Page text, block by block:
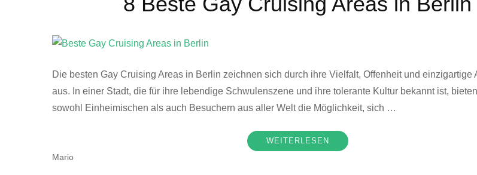
Die besten Gay Cruising Areas in Berlin zeichnen sich durch ihre Vielfalt, Offenheit und einzigartige
aus. In einer Stadt, die für ihre lebendige Schwulenszene und ihre tolerante Kultur bekannt ist,
sowohl Einheimischen als auch Besuchern aus aller Welt die Möglichkeit, sich …
WEITERLESEN
Mario